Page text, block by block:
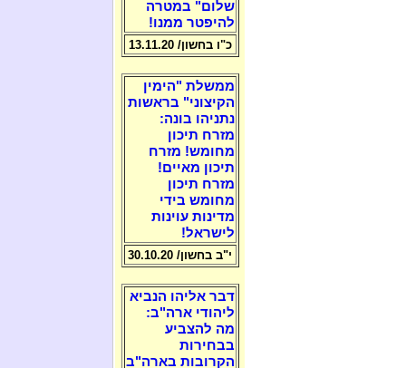
שלום" במטרה
להיפטר ממנו!
כ"ו בחשון/ 13.11.20
ממשלת "הימין
הקיצוני" בראשות
נתניהו בונה:
מזרח תיכון
מחומש! מזרח
תיכון מאיים!
מזרח תיכון
מחומש בידי
מדינות עוינות
לישראל!
י"ב בחשון/ 30.10.20
דבר אליהו הנביא
ליהודי ארה"ב:
מה להצביע
בבחירות
הקרובות בארה"ב